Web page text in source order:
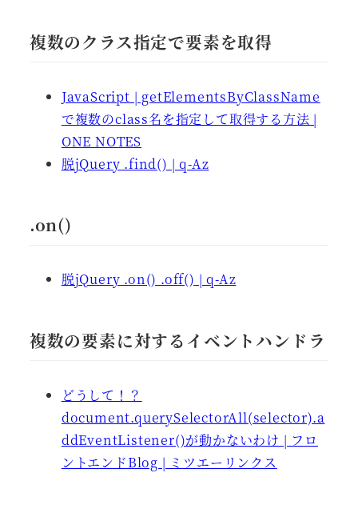
複数のクラス指定で要素を取得
JavaScript | getElementsByClassName
で複数のclass名を指定して取得する方法 |
ONE NOTES
脱jQuery .find() | q-Az
.on()
脱jQuery .on() .off() | q-Az
複数の要素に対するイベントハンドラ
どうして！？
document.querySelectorAll(selector).a
ddEventListener()が動かないわけ | フロ
ントエンドBlog | ミツエーリンクス